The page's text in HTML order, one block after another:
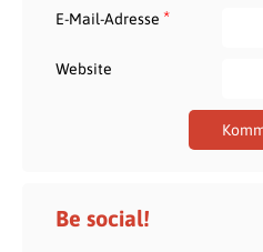
E-Mail-Adresse *
Website
Be social!